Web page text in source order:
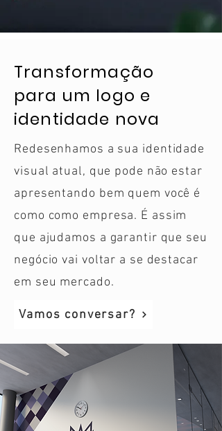
Transformação
para um logo e
identidade nova
Redesenhamos a sua identidade
visual atual, que pode não estar
apresentando bem quem você é
como como empresa. É assim
que ajudamos a garantir que seu
negócio vai voltar a se destacar
em seu mercado.
Vamos conversar?